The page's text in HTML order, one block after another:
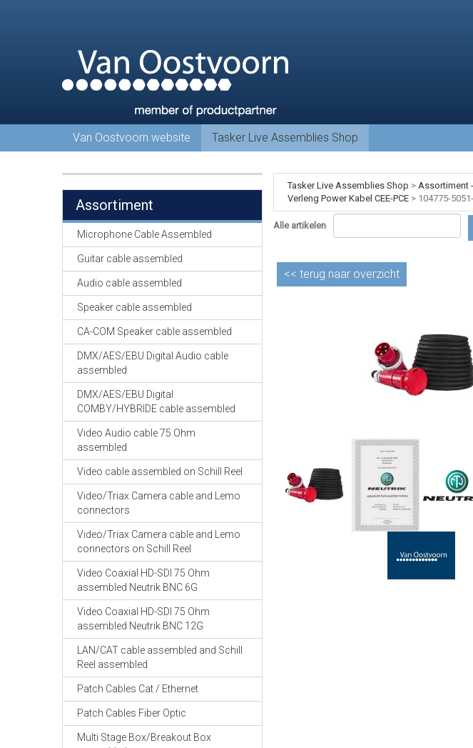
Van Oostvoorn website Tasker Live Assemblies Shop
Assortiment
Microphone Cable Assembled
Guitar cable assembled
Audio cable assembled
Speaker cable assembled
CA-COM Speaker cable assembled
DMX/AES/EBU Digital Audio cable
assembled
DMX/AES/EBU Digital
COMBY/HYBRIDE cable assembled
Video Audio cable 75 Ohm
assembled
Video cable assembled on Schill Reel
Video/Triax Camera cable and Lemo
connectors
Video/Triax Camera cable and Lemo
connectors on Schill Reel
Video Coaxial HD-SDI 75 Ohm
assembled Neutrik BNC 6G
Video Coaxial HD-SDI 75 Ohm
assembled Neutrik BNC 12G
LAN/CAT cable assembled and Schill
Reel assembled
Patch Cables Cat / Ethernet
Patch Cables Fiber Optic
Multi Stage Box/Breakout Box
Tasker Live Assemblies Shop > Assortiment
Verleng Power Kabel CEE-PCE> 104775-
Alle artikelen
<< terug naar overzicht